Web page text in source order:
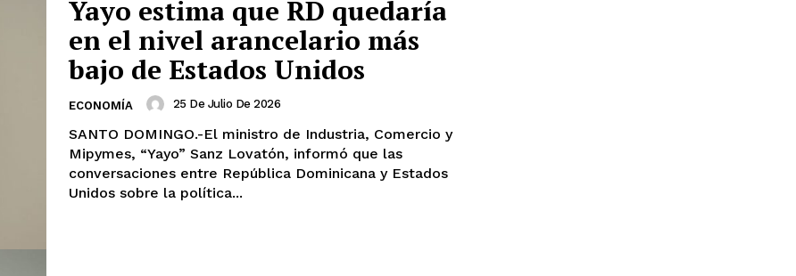
Yayo estima que RD quedaría
en el nivel arancelario más
bajo de Estados Unidos
ECONOMÍA 25 De Julio De 2026
SANTO DOMINGO.-El ministro de Industria, Comercio y
Mipymes, “Yayo” Sanz Lovatón, informó que las
conversaciones entre República Dominicana y Estados
Unidos sobre la política...